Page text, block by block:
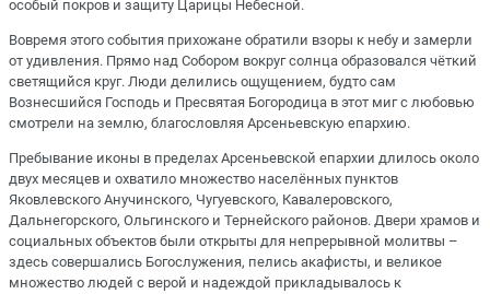
особый покров и защиту Царицы Небесной.
Вовремя этого события прихожане обратили взоры к небу и замерли
от удивления. Прямо над Собором вокруг солнца образовался чёткий
светящийся круг. Люди делились ощущением, будто сам
Вознесшийся Господь и Пресвятая Богородица в этот миг с любовью
смотрели на землю, благословляя Арсеньевскую епархию.
Пребывание иконы в пределах Арсеньевской епархии длилось около
двух месяцев и охватило множество населённых пунктов
Яковлевского Анучинского, Чугуевского, Кавалеровского,
Дальнегорского, Ольгинского и Тернейского районов. Двери храмов и
социальных объектов были открыты для непрерывной молитвы –
здесь совершались Богослужения, пелись акафисты, и великое
множество людей с верой и надеждой прикладывалось к